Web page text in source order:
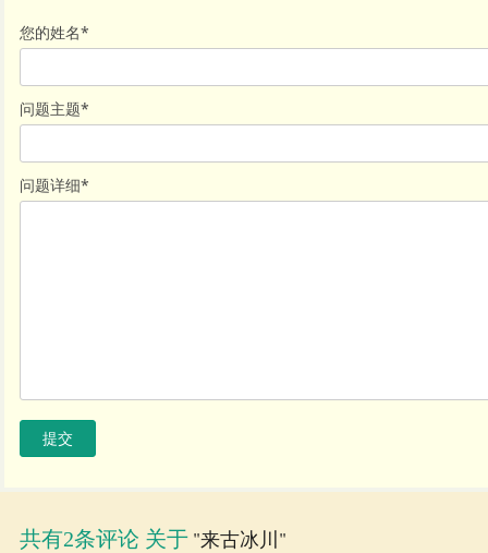
您的姓名*
问题主题*
问题详细*
提交
共有2条评论 关于"来古冰川"